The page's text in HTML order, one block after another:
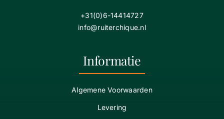
+31(0)6-14414727
info@ruiterchique.nl
Informatie
Algemene Voorwaarden
Levering